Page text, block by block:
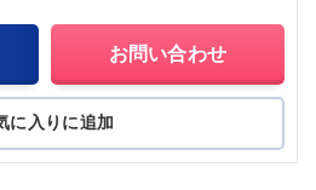
お問い合わせ
に入りに追加